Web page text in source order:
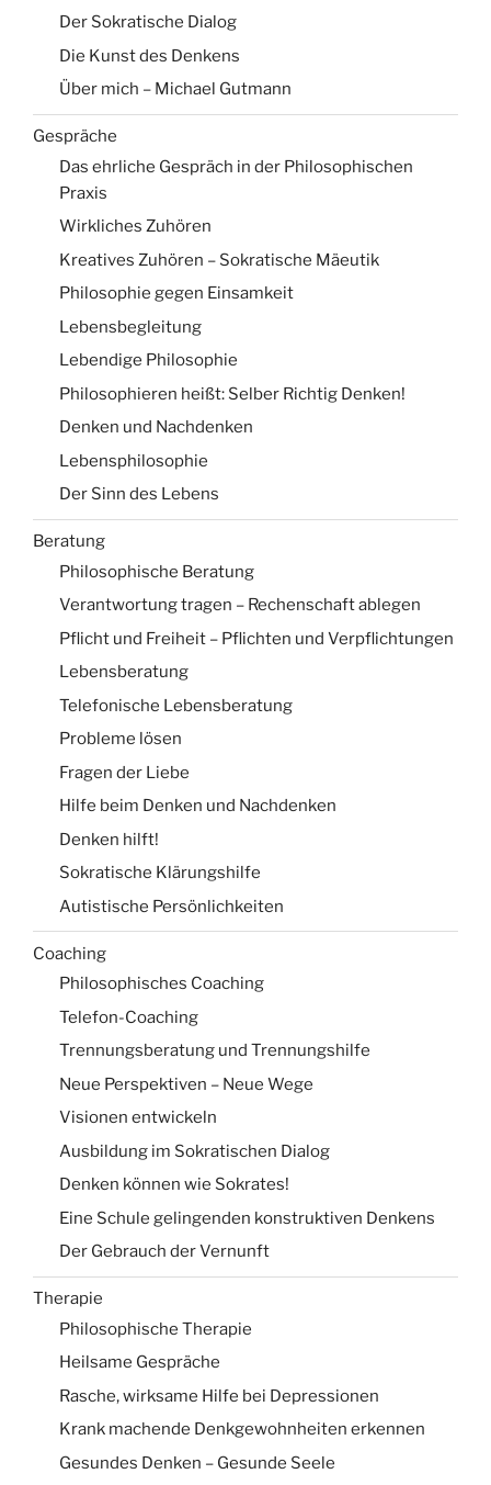
Der Sokratische Dialog
Die Kunst des Denkens
Über mich – Michael Gutmann
Gespräche
Das ehrliche Gespräch in der Philosophischen
Praxis
Wirkliches Zuhören
Kreatives Zuhören – Sokratische Mäeutik
Philosophie gegen Einsamkeit
Lebensbegleitung
Lebendige Philosophie
Philosophieren heißt: Selber Richtig Denken!
Denken und Nachdenken
Lebensphilosophie
Der Sinn des Lebens
Beratung
Philosophische Beratung
Verantwortung tragen – Rechenschaft ablegen
Pflicht und Freiheit – Pflichten und Verpflichtungen
Lebensberatung
Telefonische Lebensberatung
Probleme lösen
Fragen der Liebe
Hilfe beim Denken und Nachdenken
Denken hilft!
Sokratische Klärungshilfe
Autistische Persönlichkeiten
Coaching
Philosophisches Coaching
Telefon-Coaching
Trennungsberatung und Trennungshilfe
Neue Perspektiven – Neue Wege
Visionen entwickeln
Ausbildung im Sokratischen Dialog
Denken können wie Sokrates!
Eine Schule gelingenden konstruktiven Denkens
Der Gebrauch der Vernunft
Therapie
Philosophische Therapie
Heilsame Gespräche
Rasche, wirksame Hilfe bei Depressionen
Krank machende Denkgewohnheiten erkennen
Gesundes Denken – Gesunde Seele